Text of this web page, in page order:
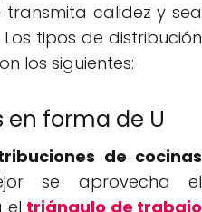
calidez y sea
tipos de distribución
los siguientes:
forma de U
de cocinas
se aprovecha el
el triángulo de trabajo